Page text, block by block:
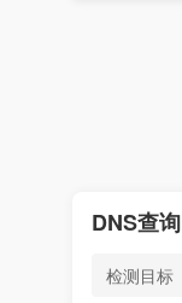
DNS查询
检测目标